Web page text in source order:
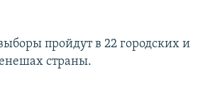
пройдут в 22 городских и
страны.